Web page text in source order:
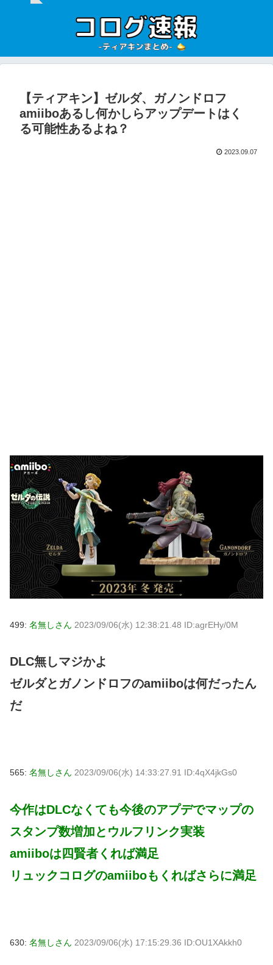
【ティアキン】ゼルダ、ガノンドロフ
amiiboあるし何かしらアップデートはく
る可能性あるよね？
2023.09.07
499: 名無しさん 2023/09/06(水) 12:38:21.48 ID:agrEHy/0M
DLC無しマジかよ
ゼルダとガノンドロフのamiiboは何だったん
だ
565: 名無しさん 2023/09/06(水) 14:33:27.91 ID:4qX4jkGs0
今作はDLCなくても今後のアプデでマップの
スタンプ数増加とウルフリンク実装
amiiboは四賢者くれば満足
リュックコログのamiiboもくればさらに満足
630: 名無しさん 2023/09/06(水) 17:15:29.36 ID:OU1XAkkh0